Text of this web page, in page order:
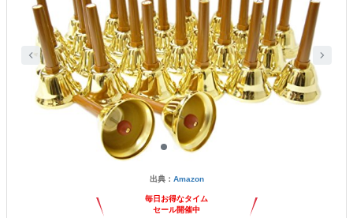
出典： Amazon
毎日お得なタイム
セール開催中